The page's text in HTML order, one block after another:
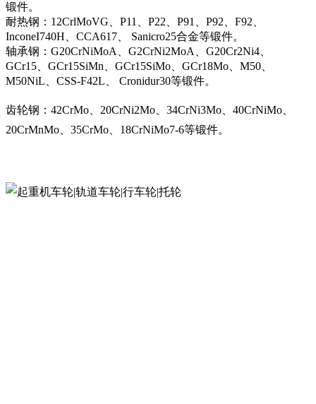
锻件。
耐热钢：12CrlMoVG、P11、P22、P91、P92、F92、
InconeI740H、CCA617、 Sanicro25合金等锻件。
轴承钢：G20CrNiMoA、G2CrNi2MoA、G20Cr2Ni4、
GCr15、GCr15SiMn、GCr15SiMo、GCr18Mo、M50、
M50NiL、CSS-F42L、 Cronidur30等锻件。
齿轮钢：42CrMo、20CrNi2Mo、34CrNi3Mo、40CrNiMo、
20CrMnMo、35CrMo、18CrNiMo7-6等锻件。